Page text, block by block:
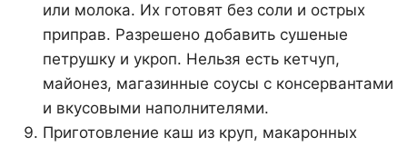
или молока. Их готовят без соли и острых
приправ. Разрешено добавить сушеные
петрушку и укроп. Нельзя есть кетчуп,
майонез, магазинные соусы с консервантами
и вкусовыми наполнителями.
Приготовление каш из круп, макаронных